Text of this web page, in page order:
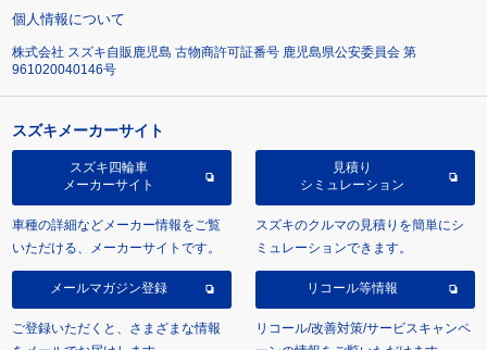
個人情報について
株式会社 スズキ自販鹿児島 古物商許可証番号 鹿児島県公安委員会 第
961020040146号
スズキメーカーサイト
スズキ四輪車
メーカーサイト
車種の詳細などメーカー情報をご覧
いただける、メーカーサイトです。
見積り
シミュレーション
スズキのクルマの見積りを簡単にシ
ミュレーションできます。
メールマガジン登録
ご登録いただくと、さまざまな情報
リコール等情報
リコール/改善対策/サービスキャンペ